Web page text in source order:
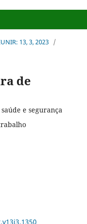
13, 3, 2023 /
de
e segurança